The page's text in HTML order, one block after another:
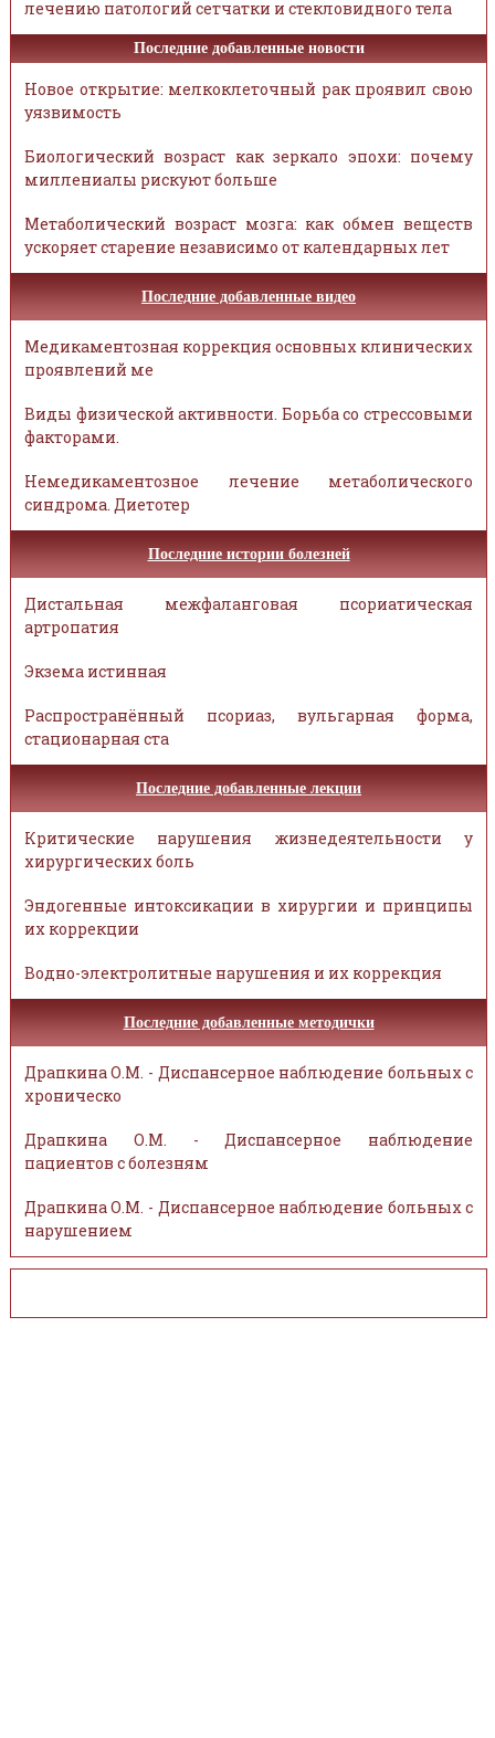
лечению патологий сетчатки и стекловидного тела
Последние добавленные новости
Новое открытие: мелкоклеточный рак проявил свою
уязвимость
Биологический возраст как зеркало эпохи: почему
миллениалы рискуют больше
Метаболический возраст мозга: как обмен веществ
ускоряет старение независимо от календарных лет
Последние добавленные видео
Медикаментозная коррекция основных клинических
проявлений ме
Виды физической активности. Борьба со стрессовыми
факторами.
Немедикаментозное лечение метаболического
синдрома. Диетотер
Последние истории болезней
Дистальная межфаланговая псориатическая
артропатия
Экзема истинная
Распространённый псориаз, вульгарная форма,
стационарная ста
Последние добавленные лекции
Критические нарушения жизнедеятельности у
хирургических боль
Эндогенные интоксикации в хирургии и принципы
их коррекции
Водно-электролитные нарушения и их коррекция
Последние добавленные методички
Драпкина О.М. - Диспансерное наблюдение больных с
хроническо
Драпкина О.М. - Диспансерное наблюдение
пациентов с болезням
Драпкина О.М. - Диспансерное наблюдение больных с
нарушением